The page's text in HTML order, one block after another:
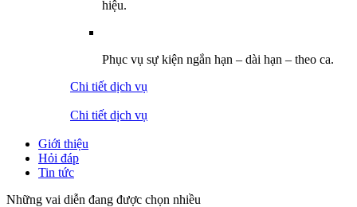
hiệu.
Phục vụ sự kiện ngắn hạn – dài hạn – theo ca.
Chi tiết dịch vụ
Chi tiết dịch vụ
Giới thiệu
Hỏi đáp
Tin tức
Những vai diễn đang được chọn nhiều